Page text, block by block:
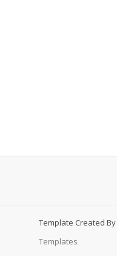
Template Created By
Templates